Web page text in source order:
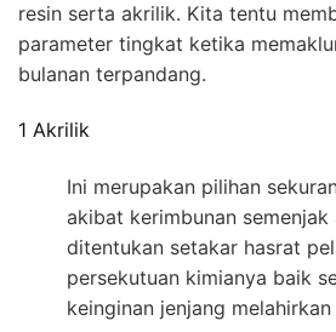
resin serta akrilik. Kita tentu
parameter tingkat ketika
bulanan terpandang.
1 Akrilik
Ini merupakan pilihan
akibat kerimbunan semenjak
ditentukan setakar hasrat
persekutuan kimianya baik
keinginan jenjang